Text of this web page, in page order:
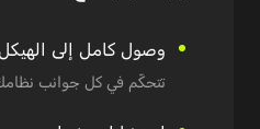
وصول كامل إلى الهيكل
تتحكّم في كل جوانب